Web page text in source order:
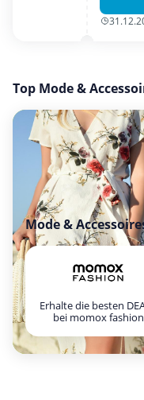
Top Mode &
Mode &
Erhalte die besten
bei momox fashion